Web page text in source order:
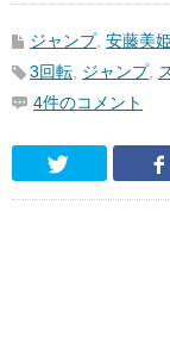
ジャンプ, 安藤美
3回転 ジャンプ,
4件のコメント